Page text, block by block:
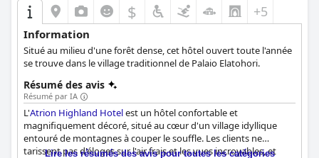
$ +5
Information
Situé au milieu d'une forêt dense, cet hôtel ouvert toute l'année
se trouve dans le village traditionnel de Palaio Elatohori.
Résumé des avis
Résumé par IA
L'Atrion Highland Hotelest un hôtel confortable et
magnifiquement décoré, situé au cœur d'un village idyllique
entouré de montagnes à couper le souffle. Les clients ne
tarissent pas d'éloges sur l'air frais et les vues incroyables, et
Lire les résumés des avis pour toutes les catégories